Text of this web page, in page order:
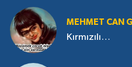
MEHMET CAN
Kırmızılı…